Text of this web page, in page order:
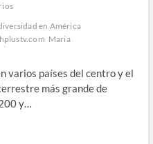
en América
Maria
varios países del centro y el
más grande de
y…